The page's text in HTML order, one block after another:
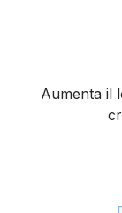
Aumenta il